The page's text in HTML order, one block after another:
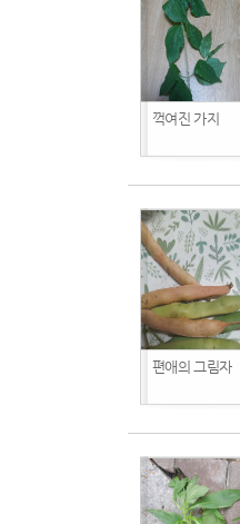
꺽여진 가지
편애의 그림자